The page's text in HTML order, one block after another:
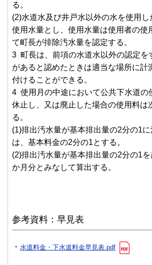
る。
(2)水道水及び井戸水以外の水を使用
使用水量とし、使用水量は使用者の使
て町長が排除汚水量を認定する。
3 町長は、前項の水道水以外の認定を
があると認めたときは適当な場所に計
付けることができる。
4 使用月の中途において公共下水道の
休止し、又は廃止した場合の使用料は
る。
(1)排出汚水量が基本排出量の2分の1に
は、基本料金の2分の1とする。
(2)排出汚水量が基本排出量の2分の1
か月分とみなして算出する。
参考資料：早見表
・ 水道料金・下水道料金早見表.pdf